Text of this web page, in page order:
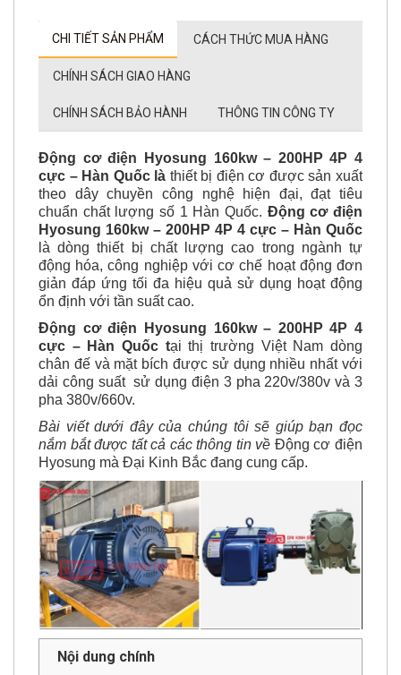
CHI TIẾT SẢN PHẨM CÁCH THỨC MUA HÀNG
CHÍNH SÁCH GIAO HÀNG
CHÍNH SÁCH BẢO HÀNH THÔNG TIN CÔNG TY
Động cơ điện Hyosung 160kw – 200HP 4P 4
cực – Hàn Quốc là thiết bị điện cơ được sản xuất
theo dây chuyền công nghệ hiện đại, đạt tiêu
chuẩn chất lượng số 1 Hàn Quốc. Động cơ điện
Hyosung 160kw – 200HP 4P 4 cực – Hàn Quốc
là dòng thiết bị chất lượng cao trong ngành tự
động hóa, công nghiệp với cơ chế hoạt động đơn
giản đáp ứng tối đa hiệu quả sử dụng hoạt động
ổn định với tần suất cao.
Động cơ điện Hyosung 160kw – 200HP 4P 4
cực – Hàn Quốc tại thị trường Việt Nam dòng
chân đế và mặt bích được sử dụng nhiều nhất với
dải công suất sử dụng điện 3 pha 220v/380v và 3
pha 380v/660v.
Bài viết dưới đây của chúng tôi sẽ giúp bạn đọc
nắm bắt được tất cả các thông tin về Động cơ điện
Hyosung mà Đại Kinh Bắc đang cung cấp.
Nội dung chính